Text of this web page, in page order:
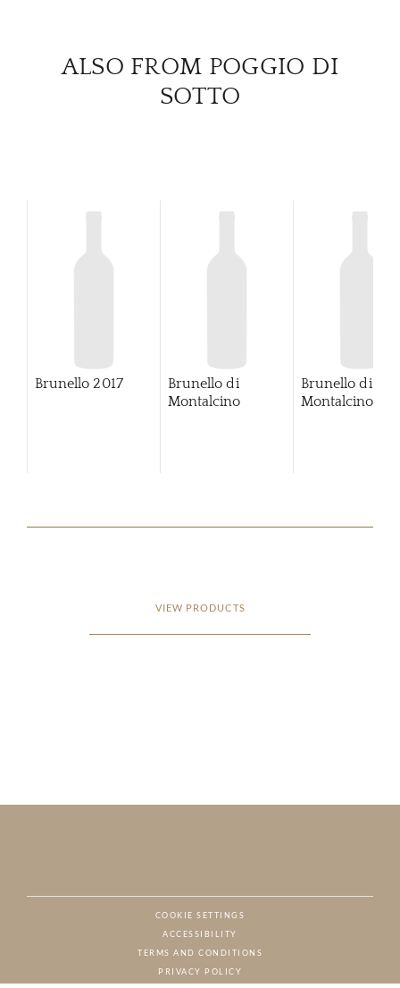
ALSO FROM POGGIO DI
SOTTO
Brunello 2017
Brunello di
Montalcino
Brunello di
Montalcino
VIEW PRODUCTS
COOKIE SETTINGS
ACCESSIBILITY
TERMS AND CONDITIONS
PRIVACY POLICY